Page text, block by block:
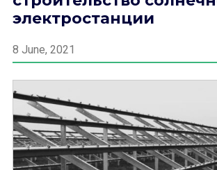
электростанции
8 June, 2021